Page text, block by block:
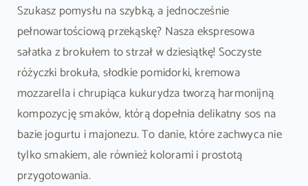
Szukasz pomysłu na szybką, a jednocześnie
pełnowartościową przekąskę? Nasza ekspresowa
sałatka z brokułem to strzał w dziesiątkę! Soczyste
różyczki brokuła, słodkie pomidorki, kremowa
mozzarella i chrupiąca kukurydza tworzą harmonijną
kompozycję smaków, którą dopełnia delikatny sos na
bazie jogurtu i majonezu. To danie, które zachwyca nie
tylko smakiem, ale również kolorami i prostotą
przygotowania.